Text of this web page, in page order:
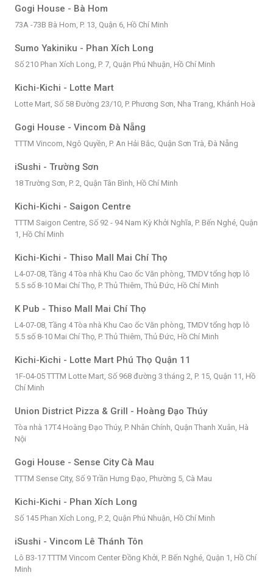
Gogi House - Bà Hom
73A -73B Bà Hom, P. 13, Quận 6, Hồ Chí Minh
Sumo Yakiniku - Phan Xích Long
Số 210 Phan Xích Long, P. 7, Quận Phú Nhuận, Hồ Chí Minh
Kichi-Kichi - Lotte Mart
Lotte Mart, Số 58 Đường 23/10, P. Phương Sơn, Nha Trang, Khánh Hoà
Gogi House - Vincom Đà Nẵng
TTTM Vincom, Ngô Quyền, P. An Hải Bắc, Quận Sơn Trà, Đà Nẵng
iSushi - Trường Sơn
18 Trường Sơn, P. 2, Quận Tân Bình, Hồ Chí Minh
Kichi-Kichi - Saigon Centre
TTTM Saigon Centre, Số 92 - 94 Nam Kỳ Khởi Nghĩa, P. Bến Nghé, Quận
1, Hồ Chí Minh
Kichi-Kichi - Thiso Mall Mai Chí Thọ
L4-07-08, Tầng 4 Tòa nhà Khu Cao ốc Văn phòng, TMDV tổng hợp lô
5.5 số 8-10 Mai Chí Thọ, P. Thủ Thiêm, Thủ Đức, Hồ Chí Minh
K Pub - Thiso Mall Mai Chí Thọ
L4-07-08, Tầng 4 Tòa nhà Khu Cao ốc Văn phòng, TMDV tổng hợp lô
5.5 số 8-10 Mai Chí Thọ, P. Thủ Thiêm, Thủ Đức, Hồ Chí Minh
Kichi-Kichi - Lotte Mart Phú Thọ Quận 11
1F-04-05 TTTM Lotte Mart, Số 968 đường 3 tháng 2, P. 15, Quận 11, Hồ
Chí Minh
Union District Pizza & Grill - Hoàng Đạo Thúy
Tòa nhà 17T4 Hoàng Đạo Thúy, P. Nhân Chính, Quận Thanh Xuân, Hà
Nội
Gogi House - Sense City Cà Mau
TTTM Sense City, Số 9 Trần Hưng Đạo, Phường 5, Cà Mau
Kichi-Kichi - Phan Xích Long
Số 145 Phan Xích Long, P. 2, Quận Phú Nhuận, Hồ Chí Minh
iSushi - Vincom Lê Thánh Tôn
Lô B3-17 TTTM Vincom Center Đồng Khởi, P. Bến Nghé, Quận 1, Hồ Chí
Minh